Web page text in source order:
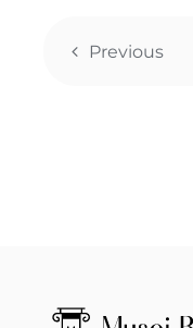
Previous